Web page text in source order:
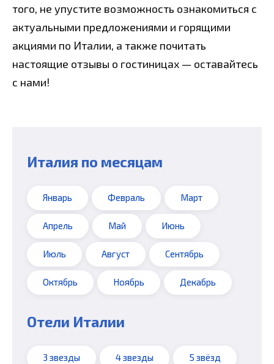
того, не упустите возможность ознакомиться с
актуальными предложениями и горящими
акциями по Италии, а также почитать
настоящие отзывы о гостиницах — оставайтесь
с нами!
Италия по месяцам
Январь Февраль Март
Апрель Май Июнь
Июль Август Сентябрь
Октябрь Ноябрь Декабрь
Отели Италии
3 звезды 4 звезды 5 звёзд